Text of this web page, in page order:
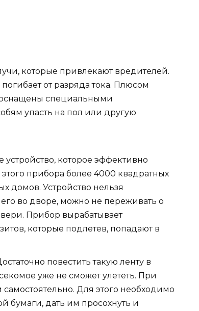
которые привлекают вредителей.
от разряда тока. Плюсом
оснащены специальными
упасть на пол или другую
которое эффективно
прибора более 4000 квадратных
домов. Устройство нельзя
во дворе, можно не переживать о
Прибор вырабатывает
которые подлетев, попадают в
повестить такую ленту в
уже не сможет улететь. При
Для этого необходимо
бумаги, дать им просохнуть и